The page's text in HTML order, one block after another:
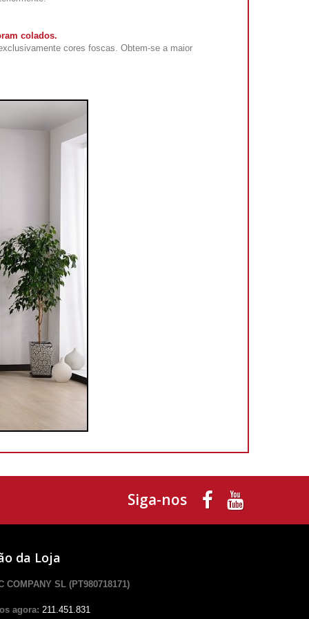
colados.
cores foscas. Obtem-se a maior
Siga-nos
da Loja
COMPANY SL (PT980718171)
agora: 211.451.831